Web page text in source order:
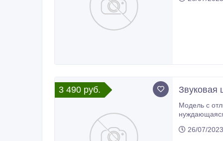
3 490 руб. Звуковая
Модель с отличными
26/07/2023